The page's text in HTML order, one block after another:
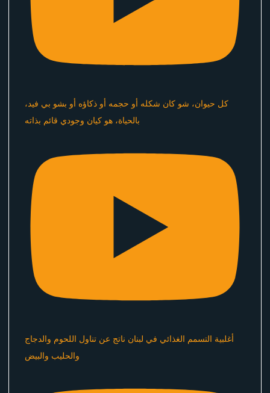
كل حيوان، شو كان شكله أو حجمه أو ذكاؤه أو بشو بي فيد،
بالحياة، هو كيان وجودي قائم بذاته
أغلبية التسمم الغذائي في لبنان ناتج عن تناول اللحوم والدجاج
والحليب والبيض